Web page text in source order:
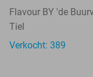
Flavour BY 'de
Tiel
Verkocht: 389